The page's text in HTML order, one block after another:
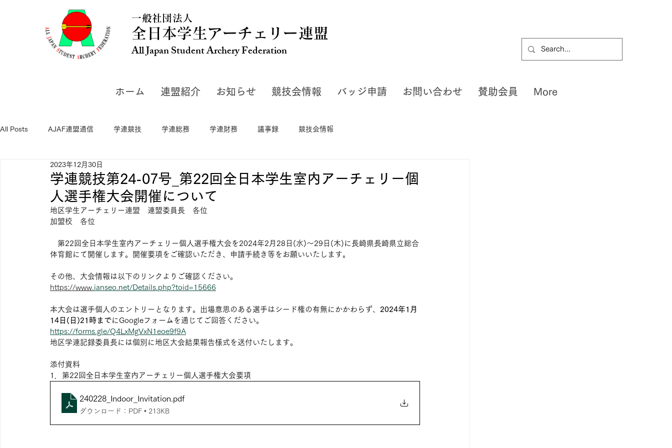
一般社団法人
全日本学生アーチェリー連盟
All Japan Student Archery Federation
ホーム 連盟紹介 お知らせ 競技会情報 バッジ申請 お問い合わせ 賛助会員 More
All Posts AJAF連盟通信 学連競技 学連総務 学連財務 議事録 競技会情報
学連競技第24-07号_第22回全日本学生室内アーチェリー個
人選手権大会開催について
2023年12月30日
地区学生アーチェリー連盟　連盟委員長　各位
加盟校　各位
第22回全日本学生室内アーチェリー個人選手権大会を2024年2月28日(水)～29日(木)に長崎県長崎県立総合
体育館にて開催します。開催要項をご確認いただき、申請手続き等をお願いいたします。
その他、大会情報は以下のリンクよりご確認ください。
https://www.ianseo.net/Details.php?toid=15666
本大会は選手個人のエントリーとなります。出場意思のある選手はシード権の有無にかかわらず、 2024年1月
14日(日)21時までにGoogleフォームを通じてご回答ください。
https://forms.gle/Q4LxMgVxN1eoe9f9A
地区学連記録委員長には個別に地区大会結果報告様式を送付いたします。
添付資料
1．第22回全日本学生室内アーチェリー個人選手権大会要項
240228_Indoor_Invitation .pdf
ダウンロード：PDF • 213KB